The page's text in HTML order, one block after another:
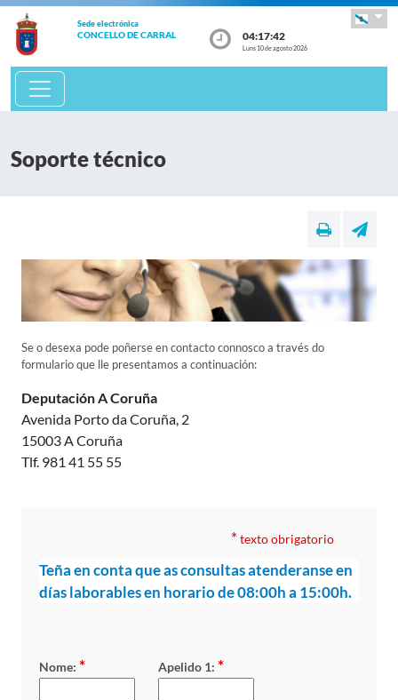
Sede electrónica
CONCELLO DE CARRAL 04:17:42
Luns 10 de agosto 2026
Soporte técnico
Se o desexa pode poñerse en contacto connosco a través do
formulario que lle presentamos a continuación:
Deputación A Coruña
Avenida Porto da Coruña, 2
15003 A Coruña
Tlf. 981 41 55 55
*texto obrigatorio
Teña en conta que as consultas atenderanse en
días laborables en horario de 08:00h a 15:00h.
Nome: * Apelido 1: *